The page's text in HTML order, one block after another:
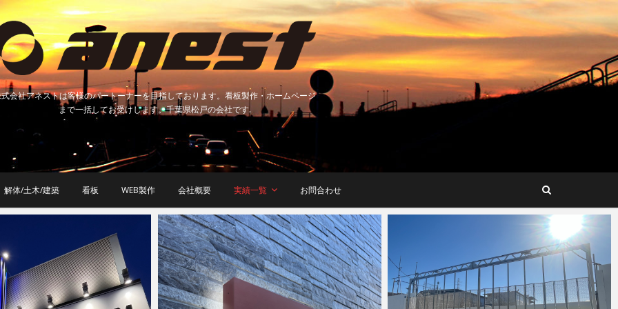
会社アネストは客様のパートーナーを目指しております。看板製作・ホームページ
まで一括してお受けします。千葉県松戸の会社です.
解体/土木/建築 看板 WEB製作 会社概要 実績一覧 お問合わせ